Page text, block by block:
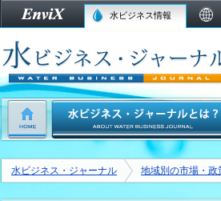
水ビジネス情報
水ビジネス・ジャーナル 地域別の市場・政